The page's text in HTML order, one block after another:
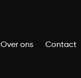
Over ons Contact